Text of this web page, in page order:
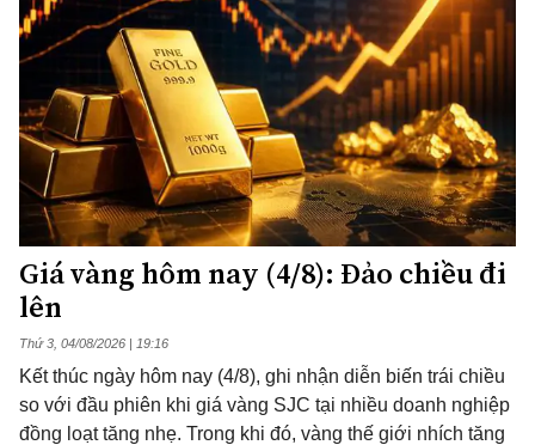
Giá vàng hôm nay (4/8): Đảo chiều đi
lên
Thứ 3, 04/08/2026 | 19:16
Kết thúc ngày hôm nay (4/8), ghi nhận diễn biến trái chiều
so với đầu phiên khi giá vàng SJC tại nhiều doanh nghiệp
đồng loạt tăng nhẹ. Trong khi đó, vàng thế giới nhích tăng